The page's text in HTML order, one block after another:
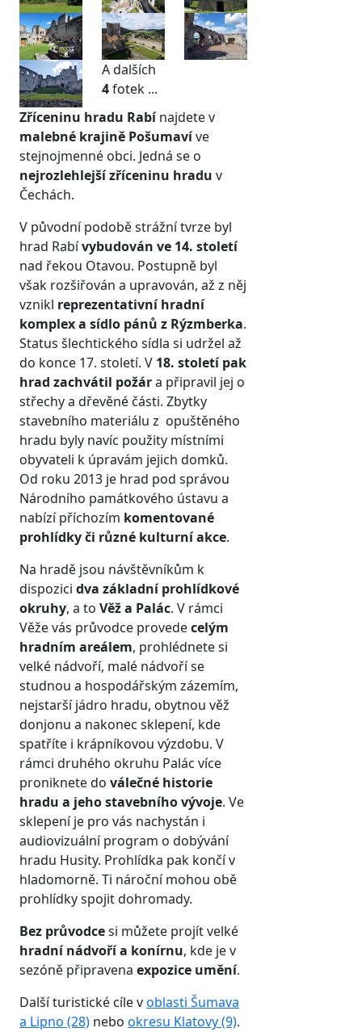
A dalších
4fotek ...
Zříceninu hradu Rabínajdete v
malebné krajině Pošumavíve
stejnojmenné obci. Jedná se o
nejrozlehlejší zříceninu hradu v
Čechách.
V původní podobě strážní tvrze byl
hrad Rabívybudován ve 14. století
nad řekou Otavou. Postupně byl
však rozšiřován a upravován, až z něj
vznikl reprezentativní hradní
komplex a sídlo pánů z Rýzmberka.
Status šlechtického sídla si udržel až
do konce 17. století. V 18. století pak
hrad zachvátil požára připravil jej o
střechy a dřevěné části. Zbytky
stavebního materiálu z opuštěného
hradu byly navíc použity místními
obyvateli k úpravám jejich domků.
Od roku 2013 je hrad pod správou
Národního památkového ústavu a
nabízí příchozím komentované
prohlídky či různé kulturní akce.
Na hradě jsou návštěvníkům k
dispozici dva základní prohlídkové
okruhy, a to Věž a Palác. V rámci
Věže vás průvodce provedecelým
hradním areálem, prohlédnete si
velké nádvoří, malé nádvoří se
studnou a hospodářským zázemím,
nejstarší jádro hradu, obytnou věž
donjonu a nakonec sklepení, kde
spatříte i krápníkovou výzdobu. V
rámci druhého okruhu Palác více
proniknete do válečné historie
hradu a jeho stavebního vývoje. Ve
sklepení je pro vás nachystán i
audiovizuální program o dobývání
hradu Husity. Prohlídka pak končí v
hladomorně. Ti nároční mohou obě
prohlídky spojit dohromady.
Bez průvodcesi můžete projít velké
hradní nádvoří a konírnu, kde je v
sezóně připravena expozice umění.
Další turistické cíle voblasti Šumava
a Lipno (28) nebo okresu Klatovy (9).